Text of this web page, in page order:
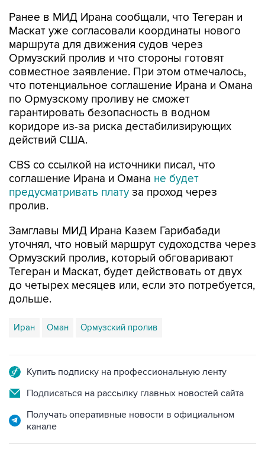
Ранее в МИД Ирана сообщали, что Тегеран и
Маскат уже согласовали координаты нового
маршрута для движения судов через
Ормузский пролив и что стороны готовят
совместное заявление. При этом отмечалось,
что потенциальное соглашение Ирана и Омана
по Ормузскому проливу не сможет
гарантировать безопасность в водном
коридоре из-за риска дестабилизирующих
действий США.
CBS со ссылкой на источники писал, что
соглашение Ирана и Омана не будет
предусматривать плату за проход через
пролив.
Замглавы МИД Ирана Казем Гарибабади
уточнял, что новый маршрут судоходства через
Ормузский пролив, который обговаривают
Тегеран и Маскат, будет действовать от двух
до четырех месяцев или, если это потребуется,
дольше.
Иран Оман Ормузский пролив
Купить подписку на профессиональную ленту
Подписаться на рассылку главных новостей сайта
Получать оперативные новости в официальном
канале